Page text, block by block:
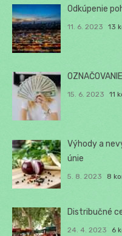
Odkúpenie
11. 6. 2023 13
15. 6. 2023 11
Výhody a
únie
5. 8. 2023 8
Distribučné
24. 4. 2023 6